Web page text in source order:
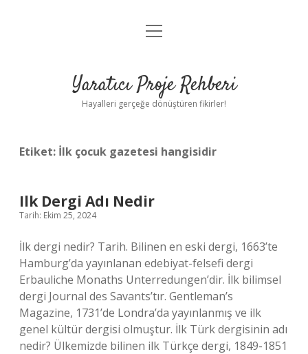
Anasayfa
Yasal Uyarı
menüyü
Yaratıcı Proje Rehberi
Hayalleri gerçeğe dönüştüren fikirler!
Etiket: İlk çocuk gazetesi hangisidir
Ilk Dergi Adı Nedir
Tarih: Ekim 25, 2024
İlk dergi nedir? Tarih. Bilinen en eski dergi, 1663’te
Hamburg’da yayınlanan edebiyat-felsefi dergi
Erbauliche Monaths Unterredungen’dir. İlk bilimsel
dergi Journal des Savants’tır. Gentleman’s
Magazine, 1731’de Londra’da yayınlanmış ve ilk
genel kültür dergisi olmuştur. İlk Türk dergisinin adı
nedir? Ülkemizde bilinen ilk Türkçe dergi, 1849-1851